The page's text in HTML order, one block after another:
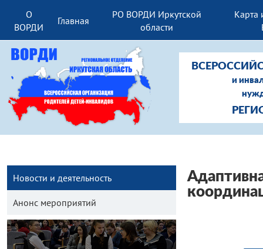
О
ВОРДИ
Главная
РО ВОРДИ Иркутской
области
Карта
и
Новости и деятельность
Анонс мероприятий